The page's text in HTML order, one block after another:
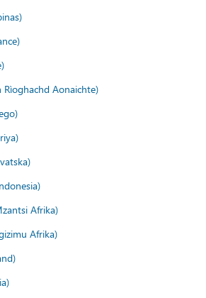
Rìoghachd Aonaichte)
Afrika)
Afrika)